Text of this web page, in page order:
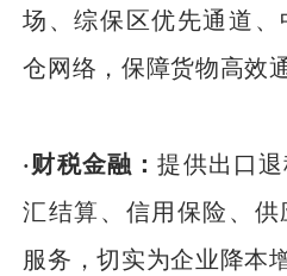
场、综保区优先通道
仓网络，保障货物高效
·财税金融：提供出口
汇结算、信用保险、
服务，切实为企业降本增